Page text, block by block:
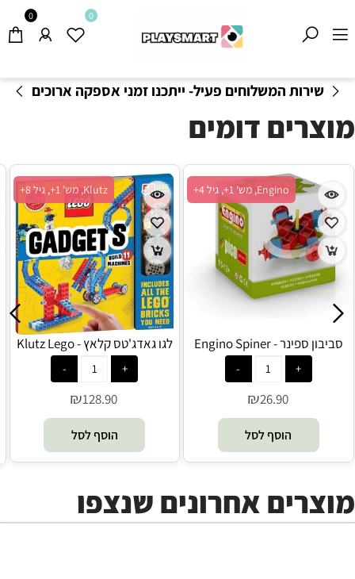
שירות המשלוחים פעיל- ייתכנו זמני אספקה ארוכים
0 0
מוצרים דומים
Klutz, מש' 1+, גיל 8+
לגו גאדג'טס קלאץ - Klutz Lego
₪128.90
הוסף לסל
Engino, מש' 1+, גיל 4+
סביבון ספינר - Engino Spiner
₪26.90
הוסף לסל
מוצרים אחרונים שנצפו